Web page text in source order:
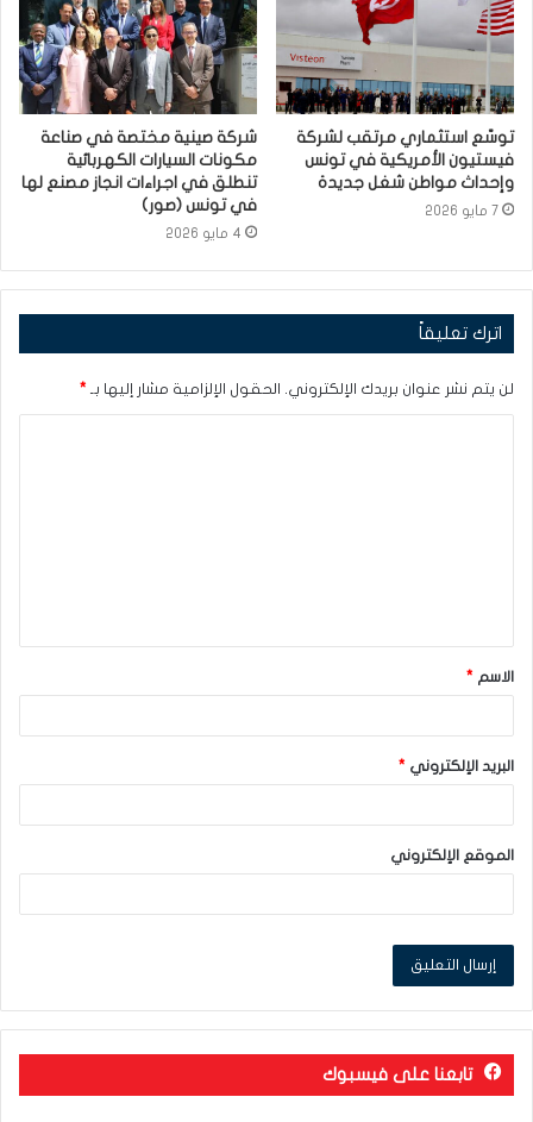
توسّع استثماري مرتقب لشركة
فيستيون الأمريكية في تونس
وإحداث مواطن شغل جديدة
7 مايو 2026
شركة صينية مختصة في صناعة
مكونات السيارات الكهربائية
تنطلق في اجراءات انجاز مصنع لها
في تونس (صور)
4 مايو 2026
اترك تعليقاً
لن يتم نشر عنوان بريدك الإلكتروني. الحقول الإلزامية مشار إليها بـ *
ق
*
الاسم *
البريد الإلكتروني *
الموقع الإلكتروني
تابعنا على فيسبوك